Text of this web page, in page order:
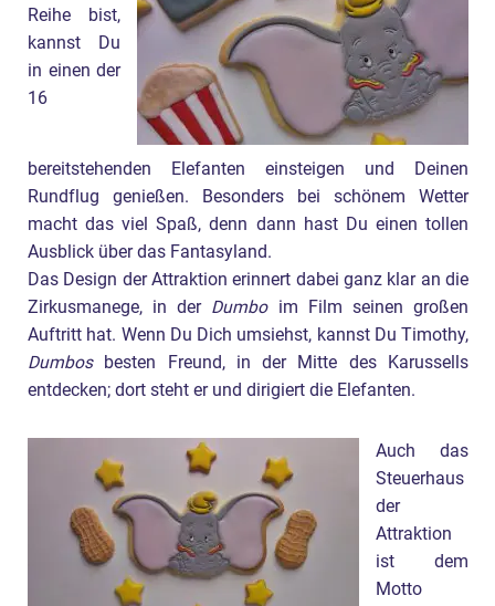
Reihe bist,
kannst Du
in einen der
16
bereitstehenden Elefanten einsteigen und Deinen
Rundflug genießen. Besonders bei schönem Wetter
macht das viel Spaß, denn dann hast Du einen tollen
Ausblick über das Fantasyland.
Das Design der Attraktion erinnert dabei ganz klar an die
Zirkusmanege, in der Dumboim Film seinen großen
Auftritt hat. Wenn Du Dich umsiehst, kannst Du Timothy,
Dumbosbesten Freund, in der Mitte des Karussells
entdecken; dort steht er und dirigiert die Elefanten.
Auch das
Steuerhaus
der
Attraktion
ist dem
Motto